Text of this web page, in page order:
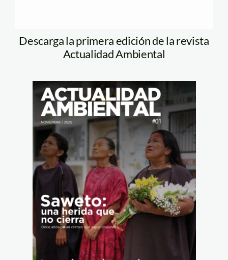
Descarga la primera edición de la revista
Actualidad Ambiental